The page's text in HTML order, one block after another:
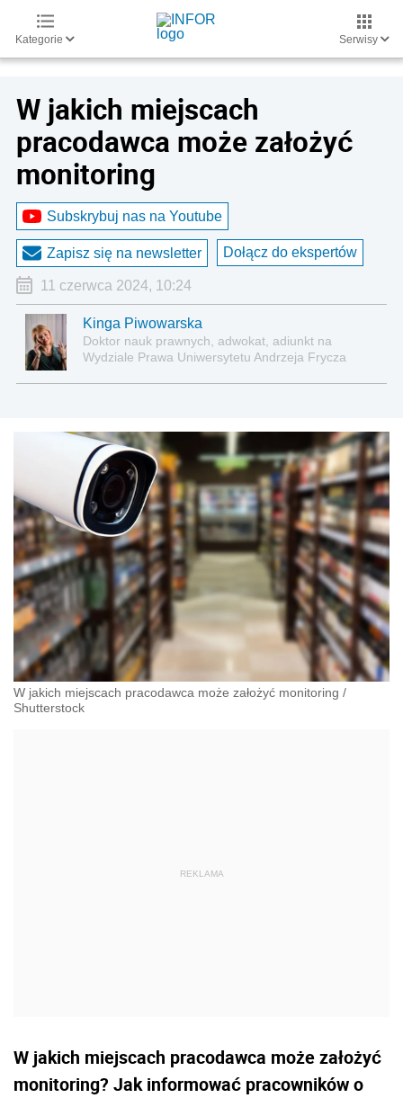
Kategorie Serwisy
W jakich miejscach
pracodawca może założyć
monitoring
Subskrybuj nas na Youtube
Zapisz się na newsletter Dołącz do ekspertów
11 czerwca 2024, 10:24
Kinga Piwowarska
Doktor nauk prawnych, adwokat, adiunkt na
Wydziale Prawa Uniwersytetu Andrzeja Frycza
administracyjnoprawnych aspektach związanych z
pracą i pomocą socjalną.
W jakich miejscach pracodawca może założyć monitoring /
Shutterstock
W jakich miejscach pracodawca może założyć
monitoring? Jak informować pracowników o